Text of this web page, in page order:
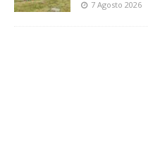
7 Agosto 2026